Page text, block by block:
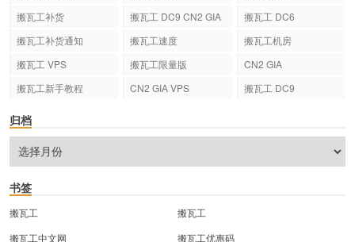
搬瓦工补货
搬瓦工 DC9 CN2 GIA
搬瓦工 DC6
搬瓦工补货通知
搬瓦工速度
搬瓦工机房
搬瓦工 VPS
搬瓦工限量版
CN2 GIA
搬瓦工新手教程
CN2 GIA VPS 搬瓦工 DC9
归档
书签
搬瓦工
搬瓦工
搬瓦工中文网
搬瓦工优惠码